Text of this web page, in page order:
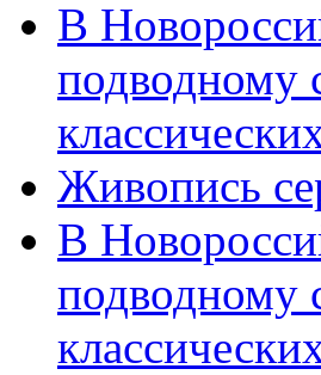
В
подводному
Живопись
В
подводному